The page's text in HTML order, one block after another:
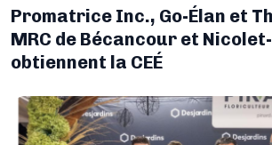
Promatrice Inc., Go-Élan et
MRC de Bécancour et
obtiennent la CEÉ